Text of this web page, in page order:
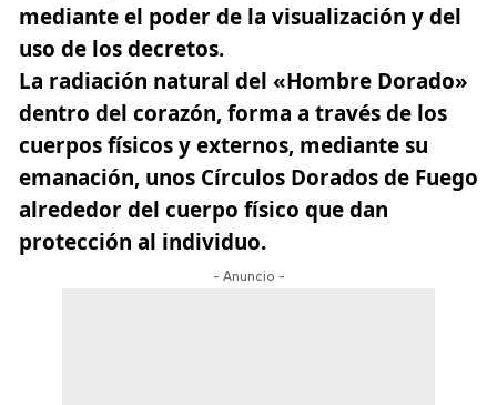
mediante el poder de la visualización y del
uso de los decretos.
La radiación natural del «Hombre Dorado»
dentro del corazón, forma a través de los
cuerpos físicos y externos, mediante su
emanación, unos Círculos Dorados de Fuego
alrededor del cuerpo físico que dan
protección al individuo.
- Anuncio -